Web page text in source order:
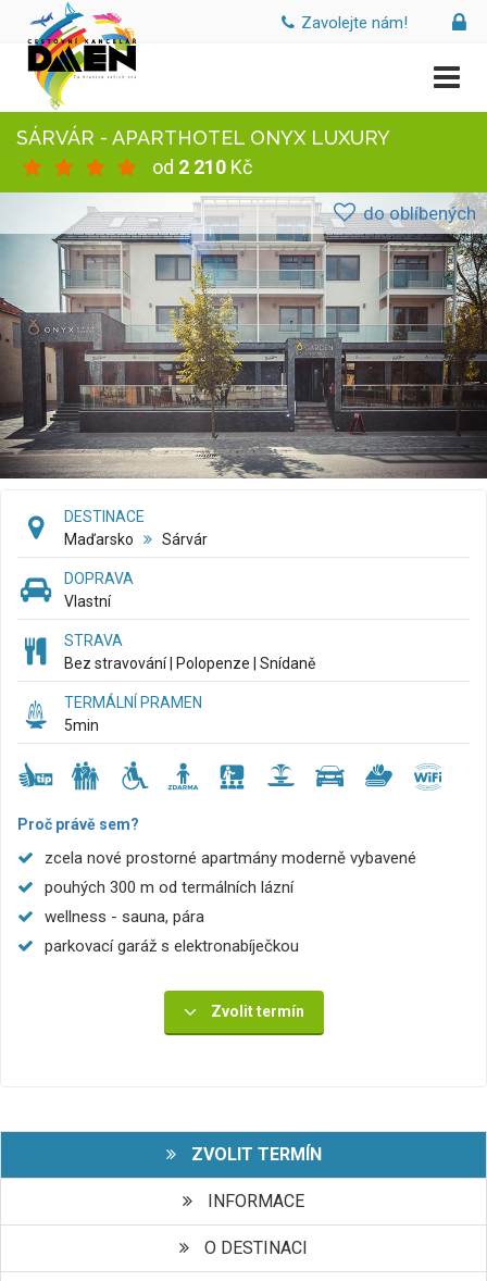
Zavolejte nám!
SÁRVÁR - APARTHOTEL ONYX LUXURY
od 2 210 Kč
do oblíbených
DESTINACE
Maďarsko
Sárvár
DOPRAVA
Vlastní
STRAVA
Bez stravování | Polopenze | Snídaně
TERMÁLNÍ PRAMEN
5min
Proč právě sem?
zcela nové prostorné apartmány moderně vybavené
pouhých 300 m od termálních lázní
wellness - sauna, pára
parkovací garáž s elektronabíječkou
Zvolit termín
ZVOLIT TERMÍN
INFORMACE
O DESTINACI